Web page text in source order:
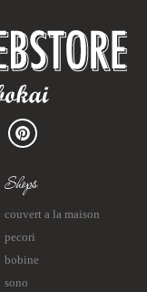
Shops
couvert a la maison
pecori
bobine
sono